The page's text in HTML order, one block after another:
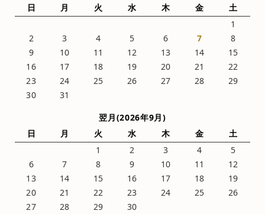
日
月 火 水 木 金
土
1
2
3 4 5 6 7
8
9
10 11 12 13 14
15
16
17 18 19 20 21
22
23
24 25 26 27 28
29
30
31
翌月(2026年9月)
日
月 火 水 木 金
土
1
2 3 4
5
6
7 8 9 10 11
12
13
14 15 16 17 18
19
20
21 22 23 24 25
26
27
28 29
30